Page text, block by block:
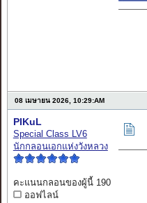
08 เมษายน 2026, 10:29:AM
PIKuL
Special Class LV6
นักกลอนเอกแห่งวังหลวง
คะแนนกลอนของผู้นี้ 190
ออฟไลน์